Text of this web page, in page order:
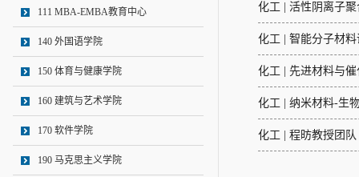
111 MBA-EMBA教育中心
140 外国语学院
150 体育与健康学院
160 建筑与艺术学院
170 软件学院
190 马克思主义学院
化工 | 活性阴离子
化工 | 智能分子材
化工 | 先进材料与
化工 | 纳米材料-生
化工 | 程昉教授团队